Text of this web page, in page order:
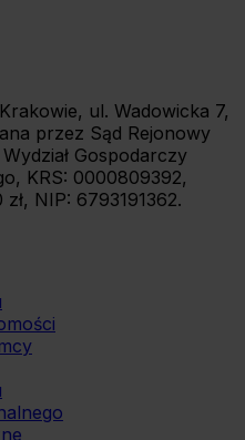
ul. Wadowicka 7,
przez Sąd Rejonowy
Gospodarczy
KRS: 0000809392,
zł, NIP: 6793191362.